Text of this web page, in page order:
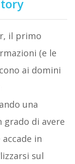
il primo
(e le
ai domini
una
grado di avere
in
sul